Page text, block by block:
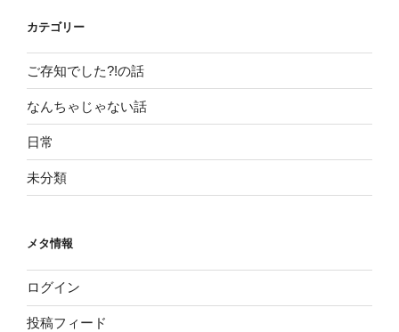
カテゴリー
ご存知でした?!の話
なんちゃじゃない話
日常
未分類
メタ情報
ログイン
投稿フィード